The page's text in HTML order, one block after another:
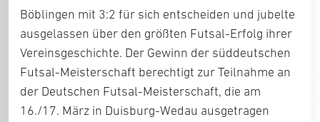
Böblingen mit 3:2 für sich entscheiden und jubelte
ausgelassen über den größten Futsal-Erfolg ihrer
Vereinsgeschichte. Der Gewinn der süddeutschen
Futsal-Meisterschaft berechtigt zur Teilnahme an
der Deutschen Futsal-Meisterschaft, die am
16./17. März in Duisburg-Wedau ausgetragen